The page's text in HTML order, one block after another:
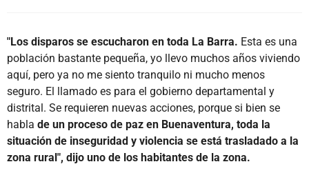
"Los disparos se escucharon en toda La Barra. Esta es una
población bastante pequeña, yo llevo muchos años viviendo
aquí, pero ya no me siento tranquilo ni mucho menos
seguro. El llamado es para el gobierno departamental y
distrital. Se requieren nuevas acciones, porque si bien se
habla de un proceso de paz en Buenaventura, toda la
situación de inseguridad y violencia se está trasladado a la
zona rural", dijo uno de los habitantes de la zona.